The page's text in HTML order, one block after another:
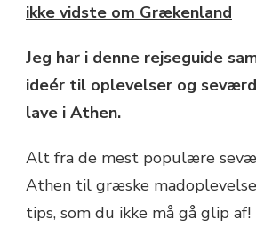
ikke vidste om Grækenland
Jeg har i denne rejseguide
ideér til oplevelser og
lave i Athen.
Alt fra de mest populære
Athen til græske
tips, som du ikke må gå glip af!